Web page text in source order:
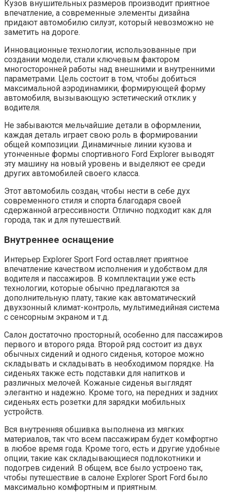
Кузов внушительных размеров производит приятное
впечатление, а современные элементы дизайна
придают автомобилю силуэт, который невозможно не
заметить на дороге.
Инновационные технологии, использованные при
создании модели, стали ключевым фактором
многосторонней работы над внешними и внутренними
параметрами. Цель состоит в том, чтобы добиться
максимальной аэродинамики, формирующей форму
автомобиля, вызывающую эстетический отклик у
водителя.
Не забываются мельчайшие детали в оформлении,
каждая деталь играет свою роль в формировании
общей композиции. Динамичные линии кузова и
утонченные формы спортивного Ford Explorer выводят
эту машину на новый уровень и выделяют ее среди
других автомобилей своего класса.
Этот автомобиль создан, чтобы нести в себе дух
современного стиля и спорта благодаря своей
сдержанной агрессивности. Отлично подходит как для
города, так и для путешествий.
Внутреннее оснащение
Интерьер Explorer Sport Ford оставляет приятное
впечатление качеством исполнения и удобством для
водителя и пассажиров. В комплектации уже есть
технологии, которые обычно предлагаются за
дополнительную плату, такие как автоматический
двухзонный климат-контроль, мультимедийная система
с сенсорным экраном и т.д.
Салон достаточно просторный, особенно для пассажиров
первого и второго ряда. Второй ряд состоит из двух
обычных сидений и одного сиденья, которое можно
складывать и складывать в необходимом порядке. На
сиденьях также есть подставки для напитков и
различных мелочей. Кожаные сиденья выглядят
элегантно и надежно. Кроме того, на передних и задних
сиденьях есть розетки для зарядки мобильных
устройств.
Вся внутренняя обшивка выполнена из мягких
материалов, так что всем пассажирам будет комфортно
в любое время года. Кроме того, есть и другие удобные
опции, такие как складывающиеся подлокотники и
подогрев сидений. В общем, все было устроено так,
чтобы путешествие в салоне Explorer Sport Ford было
максимально комфортным и приятным.